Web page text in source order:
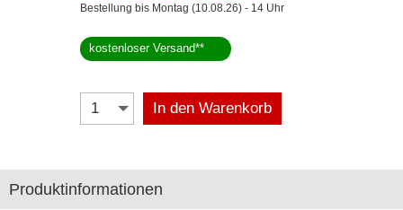
Wave
Bestellung bis Montag (10.08.26) - 14 Uhr
kostenloser Versand**
In den Warenkorb
Produktinformationen